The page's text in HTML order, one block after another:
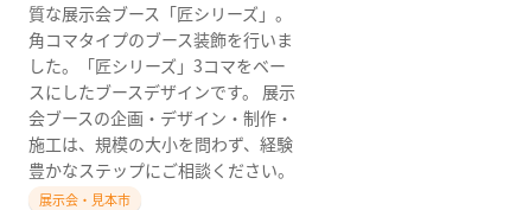
質な展示会ブース「匠シリーズ」。
角コマタイプのブース装飾を行いま
した。「匠シリーズ」3コマをベー
スにしたブースデザインです。 展示
会ブースの企画・デザイン・制作・
施工は、規模の大小を問わず、経験
豊かなステップにご相談ください。
展示会・見本市